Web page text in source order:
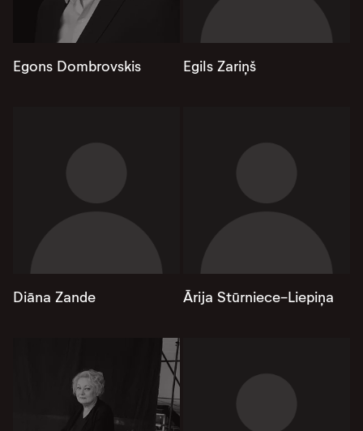
Egons Dombrovskis Egils Zariņš
Diāna Zande Ārija Stūrniece-Liepiņa